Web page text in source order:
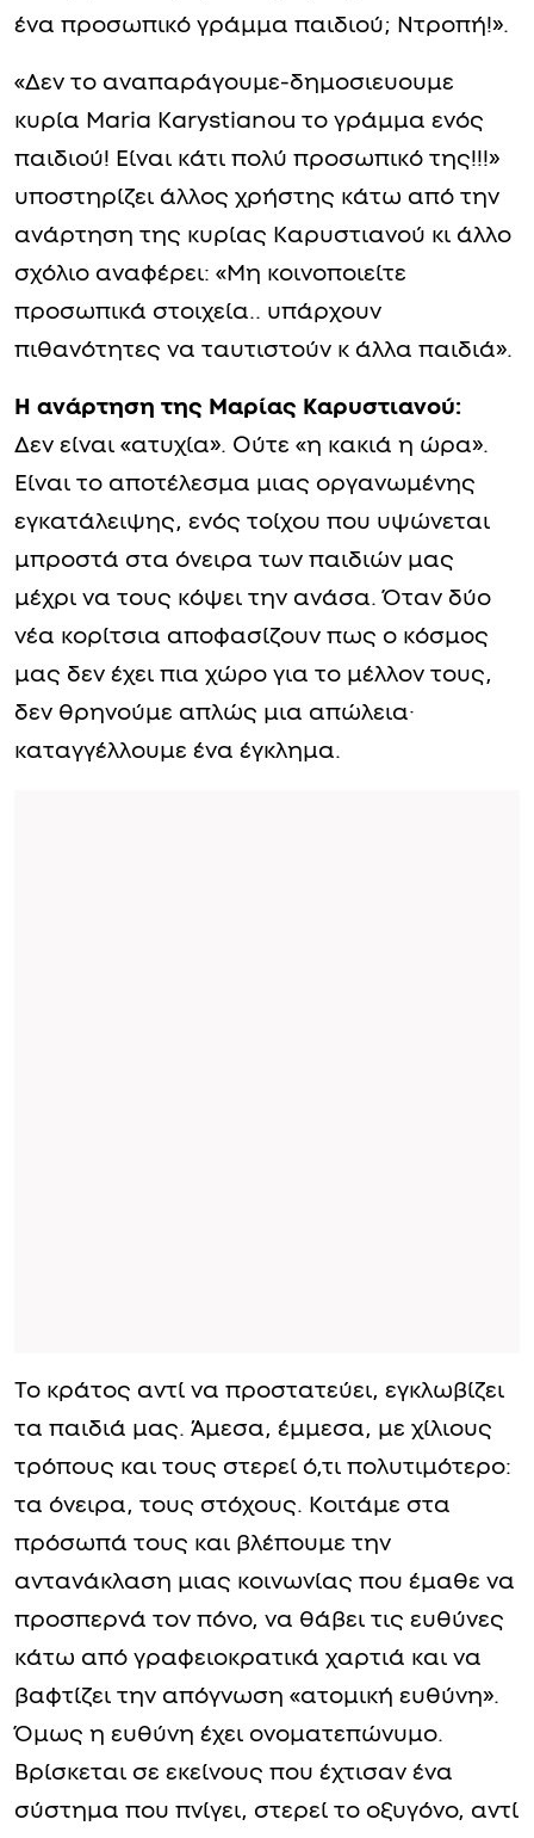
ένα προσωπικό γράμμα παιδιού; Ντροπή!».
«Δεν το αναπαράγουμε-δημοσιευουμε
κυρία Maria Karystianou το γράμμα ενός
παιδιού! Είναι κάτι πολύ προσωπικό της!!!»
υποστηρίζει άλλος χρήστης κάτω από την
ανάρτηση της κυρίας Καρυστιανού κι άλλο
σχόλιο αναφέρει: «Μη κοινοποιείτε
προσωπικά στοιχεία.. υπάρχουν
πιθανότητες να ταυτιστούν κ άλλα παιδιά».
Η ανάρτηση της Μαρίας Καρυστιανού:
Δεν είναι «ατυχία». Ούτε «η κακιά η ώρα».
Είναι το αποτέλεσμα μιας οργανωμένης
εγκατάλειψης, ενός τοίχου που υψώνεται
μπροστά στα όνειρα των παιδιών μας
μέχρι να τους κόψει την ανάσα. Όταν δύο
νέα κορίτσια αποφασίζουν πως ο κόσμος
μας δεν έχει πια χώρο για το μέλλον τους,
δεν θρηνούμε απλώς μια απώλεια·
καταγγέλλουμε ένα έγκλημα.
Το κράτος αντί να προστατεύει, εγκλωβίζει
τα παιδιά μας. Άμεσα, έμμεσα, με χίλιους
τρόπους και τους στερεί ό,τι πολυτιμότερο:
τα όνειρα, τους στόχους. Κοιτάμε στα
πρόσωπά τους και βλέπουμε την
αντανάκλαση μιας κοινωνίας που έμαθε να
προσπερνά τον πόνο, να θάβει τις ευθύνες
κάτω από γραφειοκρατικά χαρτιά και να
βαφτίζει την απόγνωση «ατομική ευθύνη».
Όμως η ευθύνη έχει ονοματεπώνυμο.
Βρίσκεται σε εκείνους που έχτισαν ένα
σύστημα που πνίγει, στερεί το οξυγόνο, αντί